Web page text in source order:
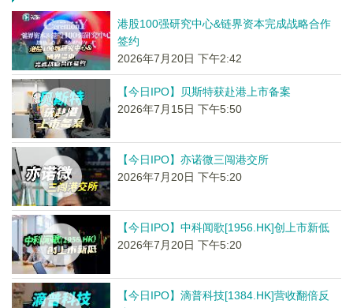
港股100强研究中心&链界资本完成战略合作
签约
2026年7月20日 下午2:42
【今日IPO】贝斯特获赴港上市备案
2026年7月15日 下午5:50
【今日IPO】亦诺微三闯港交所
2026年7月20日 下午5:20
【今日IPO】中科闻歌[1956.HK]创上市新低
2026年7月20日 下午5:20
【今日IPO】滴普科技[1384.HK]营收翻倍反